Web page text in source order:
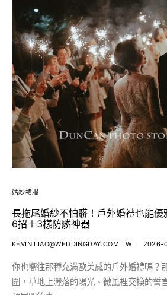
婚紗禮服
長拖尾婚紗不怕髒！戶外婚禮也能優
6招＋3樣防髒神器
KEVIN.LIAO@WEDDINGDAY.COM.TW 2026-
你也嚮往那種充滿歐美感的戶外婚禮嗎？
圍，草地上灑落的陽光、微風裡交換的誓